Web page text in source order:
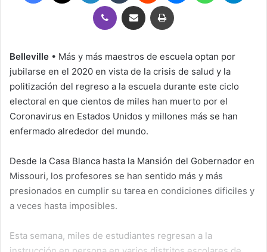
Viber Compartir por correo electrónicoImprimir
Belleville • Más y más maestros de escuela optan por
jubilarse en el 2020 en vista de la crisis de salud y la
politización del regreso a la escuela durante este ciclo
electoral en que cientos de miles han muerto por el
Coronavirus en Estados Unidos y millones más se han
enfermado alrededor del mundo.
Desde la Casa Blanca hasta la Mansión del Gobernador en
Missouri, los profesores se han sentido más y más
presionados en cumplir su tarea en condiciones dificiles y
a veces hasta imposibles.
Esta semana, miles de estudiantes regresan a la